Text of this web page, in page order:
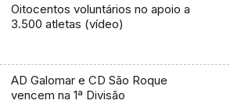
Oitocentos voluntários no apoio a
3.500 atletas (vídeo)
AD Galomar e CD São Roque
vencem na 1ª Divisão